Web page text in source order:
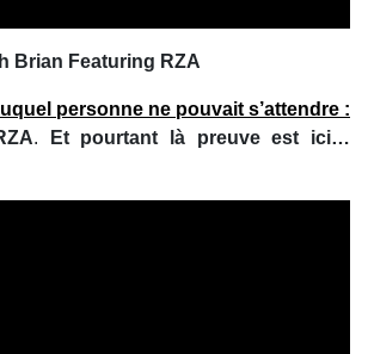
Brian Featuring RZA
personne ne pouvait s’attendre :
.
Et pourtant là preuve est ici…